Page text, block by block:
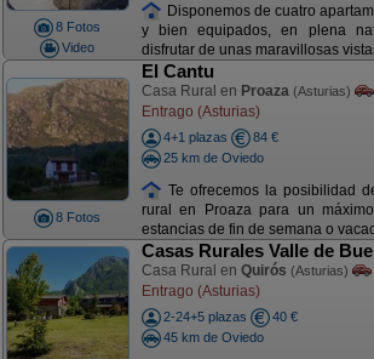
8 Fotos
Video
Disponemos de cuatro
y bien equipados, en plena
disfrutar de unas maravillosas
8 Fotos
El Cantu
Casa Rural en Proaza (Asturias)
Entrago (Asturias)
4+1 plazas
84 €
25 km de Oviedo
Te ofrecemos la posibilidad
rural en Proaza para un
estancias de fin de semana o
Casas Rurales Valle de
Casa Rural en Quirós (Asturias)
Entrago (Asturias)
2-24+5 plazas
40 €
45 km de Oviedo